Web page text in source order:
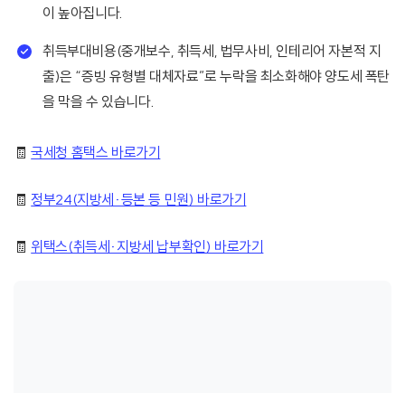
이 높아집니다.
취득부대비용(중개보수, 취득세, 법무사비, 인테리어 자본적 지
출)은 “증빙 유형별 대체자료”로 누락을 최소화해야 양도세 폭탄
을 막을 수 있습니다.
🧾국세청 홈택스 바로가기
🧾정부24(지방세·등본 등 민원) 바로가기
🧾 위택스(취득세·지방세 납부확인) 바로가기